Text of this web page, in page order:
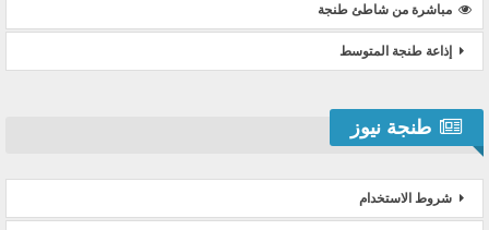
مباشرة من شاطئ طنجة
إذاعة طنجة المتوسط
طنجة نيوز
شروط الاستخدام